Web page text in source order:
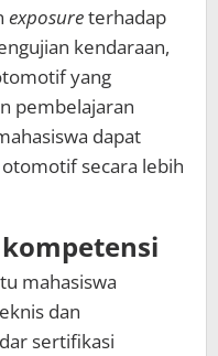
exposureterhadap
kendaraan,
yang
pembelajaran
dapat
secara lebih
mahasiswa
dan
sertifikasi